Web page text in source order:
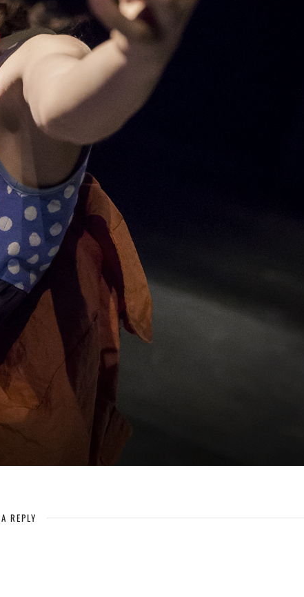
REPLY